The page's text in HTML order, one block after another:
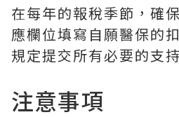
在每年的報稅季節，確
應欄位填寫自願醫保的
規定提交所有必要的支
注意事項